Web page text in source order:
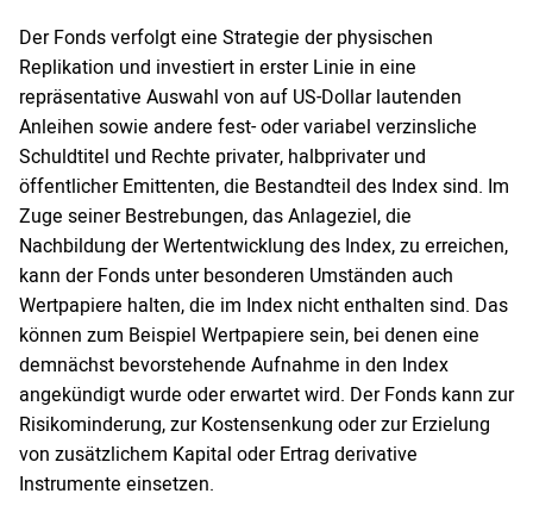
Der Fonds verfolgt eine Strategie der physischen
Replikation und investiert in erster Linie in eine
repräsentative Auswahl von auf US-Dollar lautenden
Anleihen sowie andere fest- oder variabel verzinsliche
Schuldtitel und Rechte privater, halbprivater und
öffentlicher Emittenten, die Bestandteil des Index sind. Im
Zuge seiner Bestrebungen, das Anlageziel, die
Nachbildung der Wertentwicklung des Index, zu erreichen,
kann der Fonds unter besonderen Umständen auch
Wertpapiere halten, die im Index nicht enthalten sind. Das
können zum Beispiel Wertpapiere sein, bei denen eine
demnächst bevorstehende Aufnahme in den Index
angekündigt wurde oder erwartet wird. Der Fonds kann zur
Risikominderung, zur Kostensenkung oder zur Erzielung
von zusätzlichem Kapital oder Ertrag derivative
Instrumente einsetzen.